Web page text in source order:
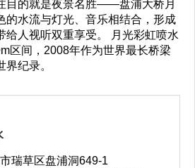
目的就是夜景名胜——盘浦大桥月
的水流与灯光、音乐相结合，形成
给人视听双重享受。 月光彩虹喷水
区间，2008年作为世界最长桥梁
纪录。
瑞草区盘浦洞649-1